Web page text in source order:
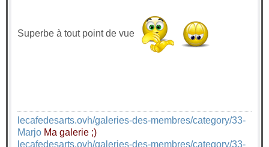
Superbe à tout point de vue
lecafedesarts.ovh/galeries-des-membres/category/33-
Marjo Ma galerie ;)
lecafedesarts.ovh/galeries-des-membres/category/33-